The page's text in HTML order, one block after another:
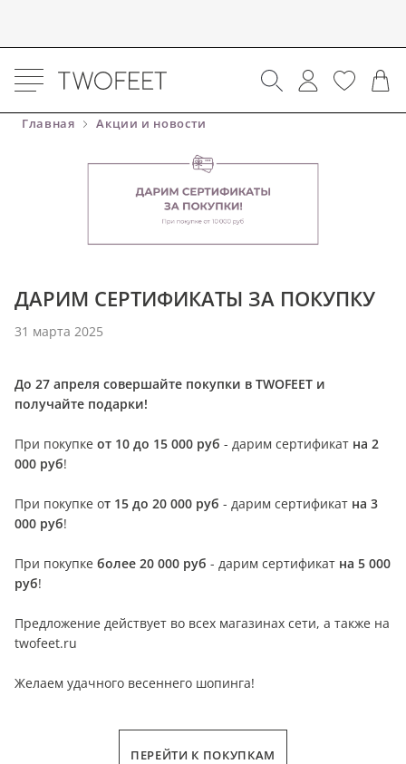
Главная Акции и новости
ДАРИМ СЕРТИФИКАТЫ ЗА ПОКУПКУ
31 марта 2025
До 27 апреля совершайте покупки в TWOFEET и
получайте подарки!
При покупке от 10 до 15 000 руб - дарим сертификат на 2
000 руб!
При покупке от 15 до 20 000 руб - дарим сертификат на 3
000 руб!
При покупке более 20 000 руб - дарим сертификат на 5 000
руб!
Предложение действует во всех магазинах сети, а также на
twofeet.ru
Желаем удачного весеннего шопинга!
ПЕРЕЙТИ К ПОКУПКАМ